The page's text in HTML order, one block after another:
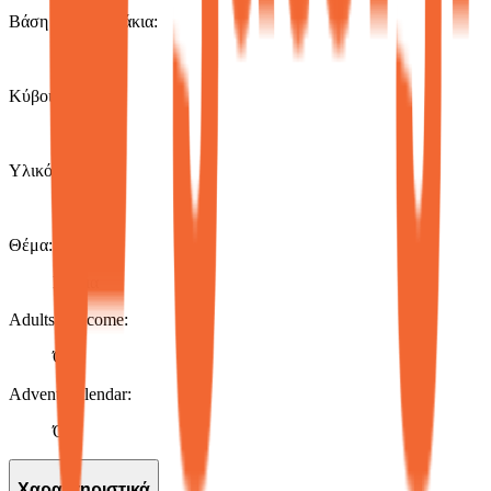
Βάση για Τουβλάκια:
Κύβοι
Υλικό
Θέμα:
Κτίρια
Adults Welcome:
Όχι
Advent Calendar:
Όχι